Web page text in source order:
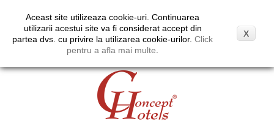
Coş
(gol)
Contul meu
Moneda:
Euro
Aceast site utilizeaza cookie-uri. Continuarea
utilizarii acestui site va fi considerat accept din
partea dvs. cu privire la utilizarea cookie-urilor. Click
pentru a afla mai multe
X